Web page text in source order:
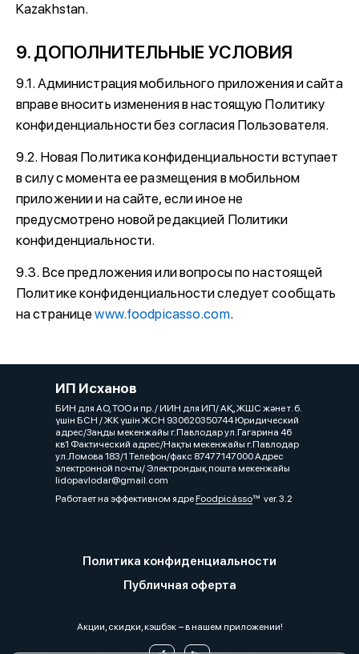
Kazakhstan.
9. ДОПОЛНИТЕЛЬНЫЕ УСЛОВИЯ
9.1. Администрация мобильного приложения и сайта
вправе вносить изменения в настоящую Политику
конфиденциальности без согласия Пользователя.
9.2. Новая Политика конфиденциальности вступает
в силу с момента ее размещения в мобильном
приложении и на сайте, если иное не
предусмотрено новой редакцией Политики
конфиденциальности.
9.3. Все предложения или вопросы по настоящей
Политике конфиденциальности следует сообщать
на страницеwww.foodpicasso.com.
ИП Исханов
БИН для АО, ТОО и пр. / ИИН для ИП/ АҚ, ЖШС және т. б.
үшін БСН / ЖК үшін ЖСН 930620350744 Юридический
адрес/Заңды мекенжайы г.Павлодар ул.Гагарина 46
кв1 Фактический адрес/Нақты мекенжайы г.Павлодар
ул.Ломова 183/1 Телефон/факс 87477147000 Адрес
электронной почты/ Электрондық пошта мекенжайы
lidopavlodar@gmail.com
Работает на эффективном ядреFoodpicássover. 3.2
Политика конфиденциальности
Публичная оферта
Акции, скидки, кэшбэк − в нашем приложении!